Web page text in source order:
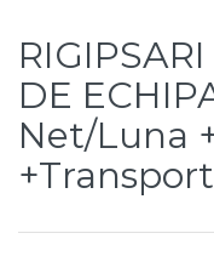
DE
Net/Luna
+Transport